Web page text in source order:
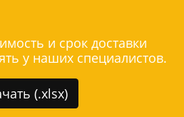
и срок доставки
у наших специалистов.
(.xlsx)